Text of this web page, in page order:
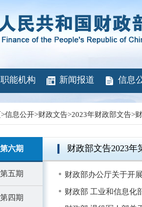
职能机构 新闻报道 信息
>信息公开>财政文告>2023年财政部文告>
六期
五期
四期
财政部文告2023年
财政部办公厅关于开
财政部 工业和信息化